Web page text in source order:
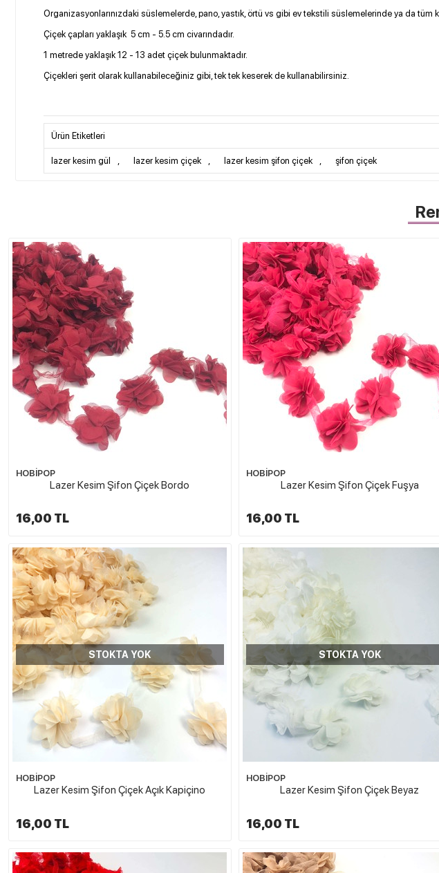
Organizasyonlarınızdaki süslemelerde, pano, yastık, örtü vs gibi ev tekstili süslemelerinde ya da
Çiçek çapları yaklaşık 5 cm - 5.5 cm civarındadır.
1 metrede yaklaşık 12 - 13 adet çiçek bulunmaktadır.
Çiçekleri şerit olarak kullanabileceğiniz gibi, tek tek keserek de kullanabilirsiniz.
Ürün Etiketleri
lazer kesim gül , lazer kesim çiçek , lazer kesim şifon çiçek , şifon çiçek
HOBİPOP
Lazer Kesim Şifon Çiçek Bordo
16,00 TL
HOBİPOP
Lazer Kesim Şifon Çiçek Fuşya
16,00 TL
STOKTA YOK
HOBİPOP
Lazer Kesim Şifon Çiçek Açık Kapiçino
16,00 TL
STOKTA YOK
HOBİPOP
Lazer Kesim Şifon Çiçek Beyaz
16,00 TL